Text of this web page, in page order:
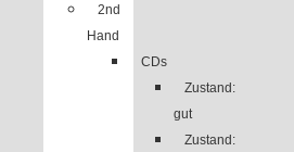
2nd
Hand
CDs
Zustand:
gut
Zustand: